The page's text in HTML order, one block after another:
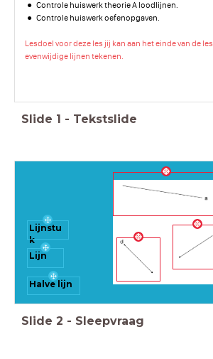
Controle huiswerk theorie A loodlijnen.
Controle huiswerk oefenopgaven.
Lesdoel voor deze les jij kan aan het einde van de les
evenwijdige lijnen tekenen.
Slide 1 - Tekstslide
Lijnstu
k
Lijn
Halve lijn
Slide 2 - Sleepvraag